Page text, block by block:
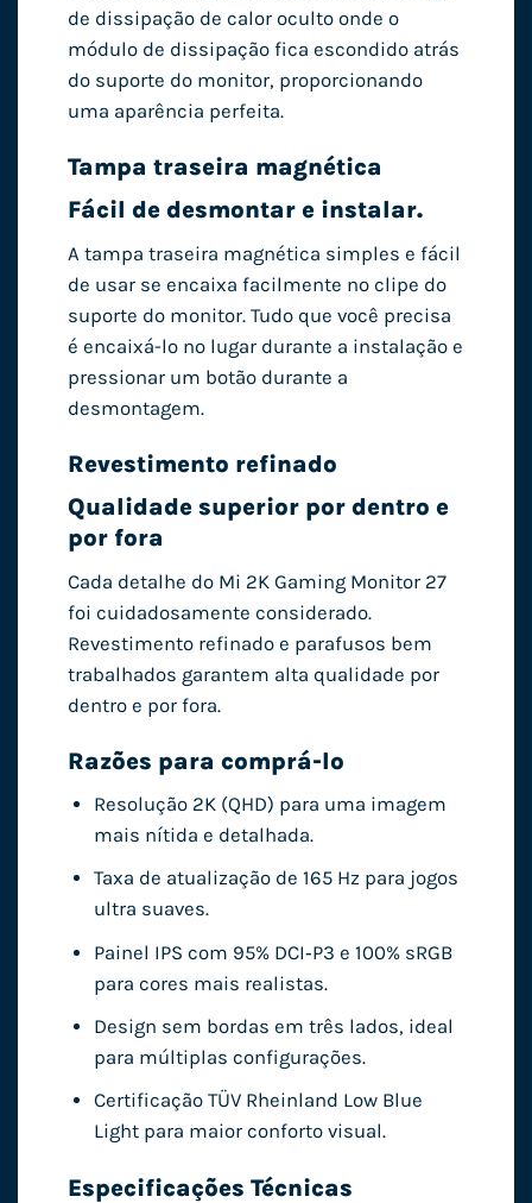
de dissipação de calor oculto onde o
módulo de dissipação fica escondido atrás
do suporte do monitor, proporcionando
uma aparência perfeita.
Tampa traseira magnética
Fácil de desmontar e instalar.
A tampa traseira magnética simples e fácil
de usar se encaixa facilmente no clipe do
suporte do monitor. Tudo que você precisa
é encaixá-lo no lugar durante a instalação e
pressionar um botão durante a
desmontagem.
Revestimento refinado
Qualidade superior por dentro e
por fora
Cada detalhe do Mi 2K Gaming Monitor 27
foi cuidadosamente considerado.
Revestimento refinado e parafusos bem
trabalhados garantem alta qualidade por
dentro e por fora.
Razões para comprá-lo
Resolução 2K (QHD) para uma imagem
mais nítida e detalhada.
Taxa de atualização de 165 Hz para jogos
ultra suaves.
Painel IPS com 95% DCI‑P3 e 100% sRGB
para cores mais realistas.
Design sem bordas em três lados, ideal
para múltiplas configurações.
Certificação TÜV Rheinland Low Blue
Light para maior conforto visual.
Especificações Técnicas